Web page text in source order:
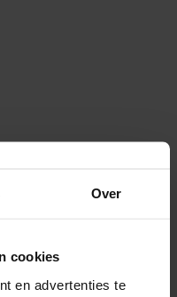
Over
cookies
en advertenties te